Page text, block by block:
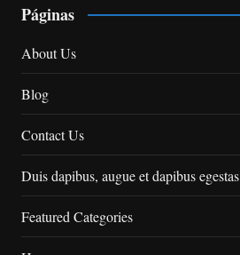
Páginas
About Us
Blog
Contact Us
Duis dapibus, augue et dapibus egestas
Featured Categories